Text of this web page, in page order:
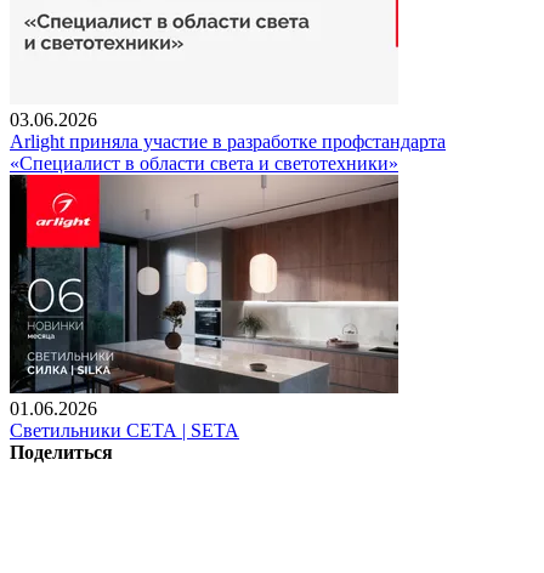
03.06.2026
Arlight приняла участие в разработке профстандарта
«Специалист в области света и светотехники»
01.06.2026
Светильники СЕТА | SETA
Поделиться